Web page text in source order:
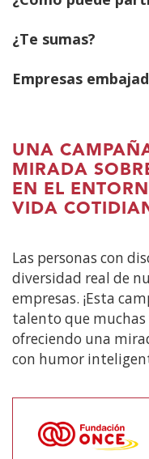
contenido
¿Te sumas?
Empresas
UNA
MIRADA
EN EL
VIDA
Las personas con
diversidad real de
empresas. ¡Esta
talento que muchas
ofreciendo una
con humor